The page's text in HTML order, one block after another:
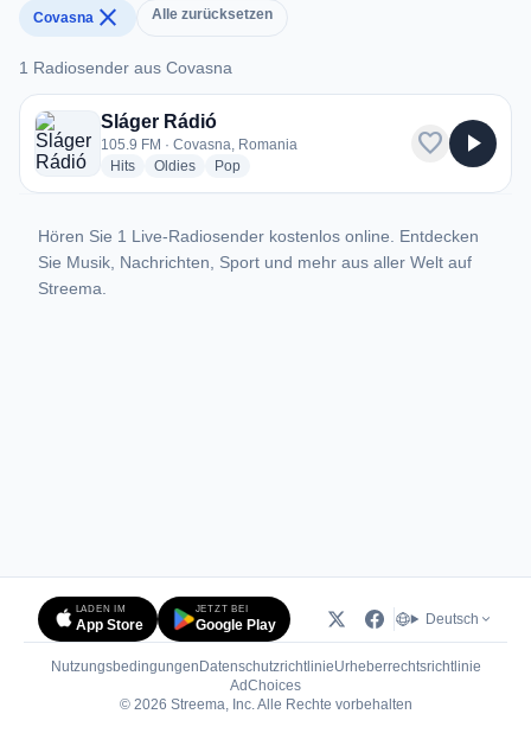
Covasna close Alle zurücksetzen
1 Radiosender aus Covasna
1 Radiosender aus Covasna
Sláger Rádió
105.9 FM · Covasna, Romania
Hitsradio stations
Oldiesradio stations
Popradio stations
favorite play_arrow
Hören Sie 1 Live-Radiosender kostenlos online. Entdecken
Sie Musik, Nachrichten, Sport und mehr aus aller Welt auf
Streema.
LADEN IM
App Store
JETZT BEI
Google Play Deutsch
Nutzungsbedingungen DatenschutzrichtlinieUrheberrechtsrichtlinie
AdChoices(öffnet in neuem Tab)
© 2026 Streema, Inc. Alle Rechte vorbehalten